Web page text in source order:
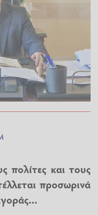
πολίτες και τους
προσωρινά